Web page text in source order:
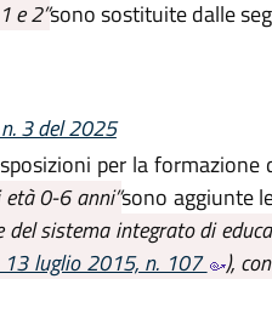
e 2”sono sostituite dalle
3 del 2025
per la
0-6 anni”sono aggiunte
del sistema integrato di
13 luglio 2015, n. 107
),